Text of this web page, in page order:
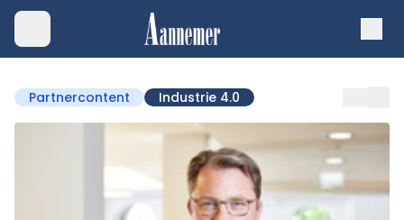
Partnercontent Industrie 4.0